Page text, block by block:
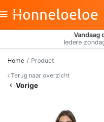
Vandaag
Iedere
Home
Product
Terug naar overzicht
Vorige